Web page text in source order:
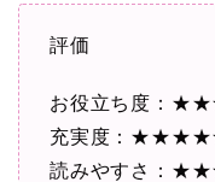
評価
お役立ち度：
充実度：
読みやすさ：